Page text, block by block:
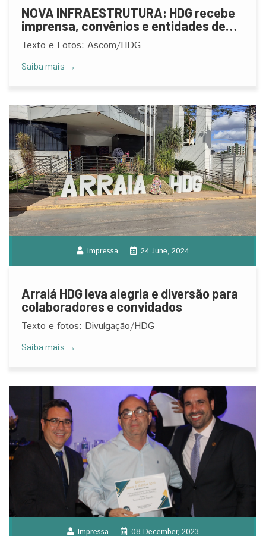
NOVA INFRAESTRUTURA: HDG recebe
imprensa, convênios e entidades de
classes para café da manhã
Texto e Fotos: Ascom/HDG
Saiba mais →
Impressa 24 June, 2024
Arraiá HDG leva alegria e diversão para
colaboradores e convidados
Texto e fotos: Divulgação/HDG
Saiba mais →
Impressa 08 December, 2023